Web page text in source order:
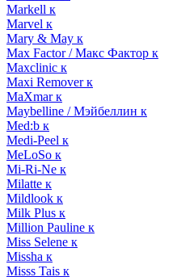
Markell к
Marvel к
Mary & May к
Max Factor / Макс Фактор к
Maxclinic к
Maxi Remover к
MaXmar к
Maybelline / Мэйбеллин к
Med:b к
Medi-Peel к
MeLoSo к
Mi-Ri-Ne к
Milatte к
Mildlook к
Milk Plus к
Million Pauline к
Miss Selene к
Missha к
Misss Tais к